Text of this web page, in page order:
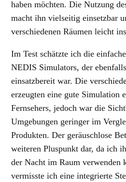
haben möchten. Die Nutzung
macht ihn vielseitig einsetzbar
verschiedenen Räumen leicht
Im Test schätzte ich die
NEDIS Simulators, der
einsatzbereit war. Die
erzeugten eine gute Simulation
Fernsehers, jedoch war die
Umgebungen geringer im
Produkten. Der geräuschlose
weiteren Pluspunkt dar, da ich
der Nacht im Raum verwenden
vermisste ich eine integrierte